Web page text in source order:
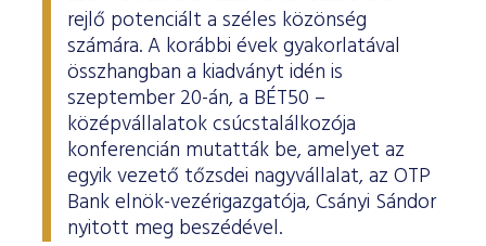
rejlő potenciált a széles közönség
számára. A korábbi évek gyakorlatával
összhangban a kiadványt idén is
szeptember 20-án, a BÉT50 –
középvállalatok csúcstalálkozója
konferencián mutatták be, amelyet az
egyik vezető tőzsdei nagyvállalat, az OTP
Bank elnök-vezérigazgatója, Csányi Sándor
nyitott meg beszédével.